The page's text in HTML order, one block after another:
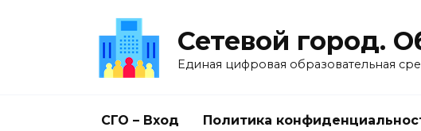
Сетевой город.
Единая цифровая образовательная
СГО – Вход Политика